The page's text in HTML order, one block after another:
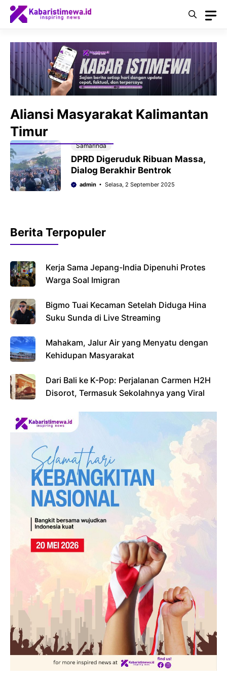
Langsung
Aliansi Masyarakat Kalimantan
Timur
Samarinda
DPRD Digeruduk Ribuan Massa,
Dialog Berakhir Bentrok
admin Selasa, 2 September 2025
Berita Terpopuler
Kerja Sama Jepang-India Dipenuhi Protes
Warga Soal Imigran
Bigmo Tuai Kecaman Setelah Diduga Hina
Suku Sunda di Live Streaming
Mahakam, Jalur Air yang Menyatu dengan
Kehidupan Masyarakat
Dari Bali ke K-Pop: Perjalanan Carmen H2H
Disorot, Termasuk Sekolahnya yang Viral